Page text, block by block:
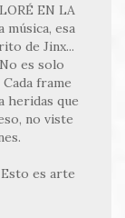
EN LA
música, esa
de Jinx...
es solo
frame
heridas que
no viste
es arte